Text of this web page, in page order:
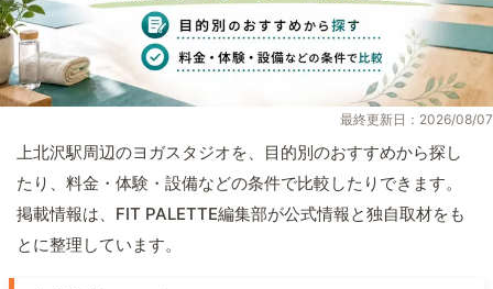
最終更新日：2026/08/07
上北沢駅周辺のヨガスタジオを、目的別のおすすめから探し
たり、料金・体験・設備などの条件で比較したりできます。
掲載情報は、FIT PALETTE編集部が公式情報と独自取材をも
とに整理しています。